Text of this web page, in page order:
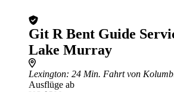
Git R Bent Guide
Lake Murray
Lexington: 24 Min. Fahrt von
Ausflüge ab